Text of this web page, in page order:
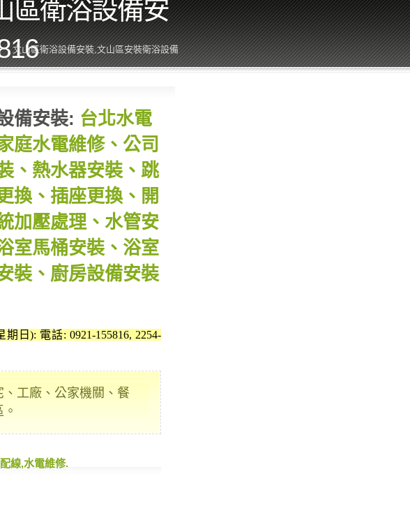
區衛浴設備安
文山區衛浴設備安裝,文山區安裝衛浴設備
備安裝: 台北水電
庭水電維修、公司
、熱水器安裝、跳
換、插座更換、開
加壓處理、水管安
室馬桶安裝、浴室
裝、廚房設備安裝
日): 電話: 0921-155816, 2254-
工廠、公家機關、餐
線,水電維修.